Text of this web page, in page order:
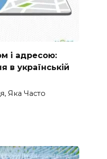
і адресою:
в українській
Яка Часто